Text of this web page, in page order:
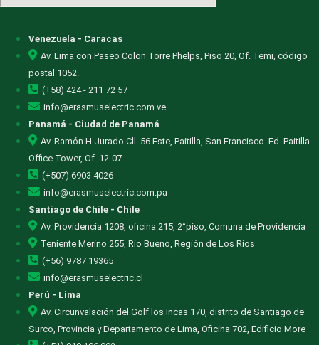
Venezuela - Caracas
Av. Lima con Paseo Colon Torre Phelps, Piso 20, Of. Temi, código
postal 1052.
(+58) 424 - 211 72 57
info@erasmuselectric.com.ve
Panamá - Ciudad de Panamá
Av. Ramón H.Jurado Cll. 56 Este, Paitilla, San Francisco. Ed. Paitilla
Office Tower, Of. 12-07
(+507) 6903 4026
info@erasmuselectric.com.pa
Santiago de Chile - Chile
Av. Providencia 1208, oficina 215, 2°piso, Comuna de Providencia
Teniente Merino 255, Rio Bueno, Región de Los Ríos
(+56) 9787 19365
info@erasmuselectric.cl
Perú - Lima
Av. Circunvalación del Golf los Incas 170, distrito de Santiago de
Surco, Provincia y Departamento de Lima, Oficina 702, Edificio More